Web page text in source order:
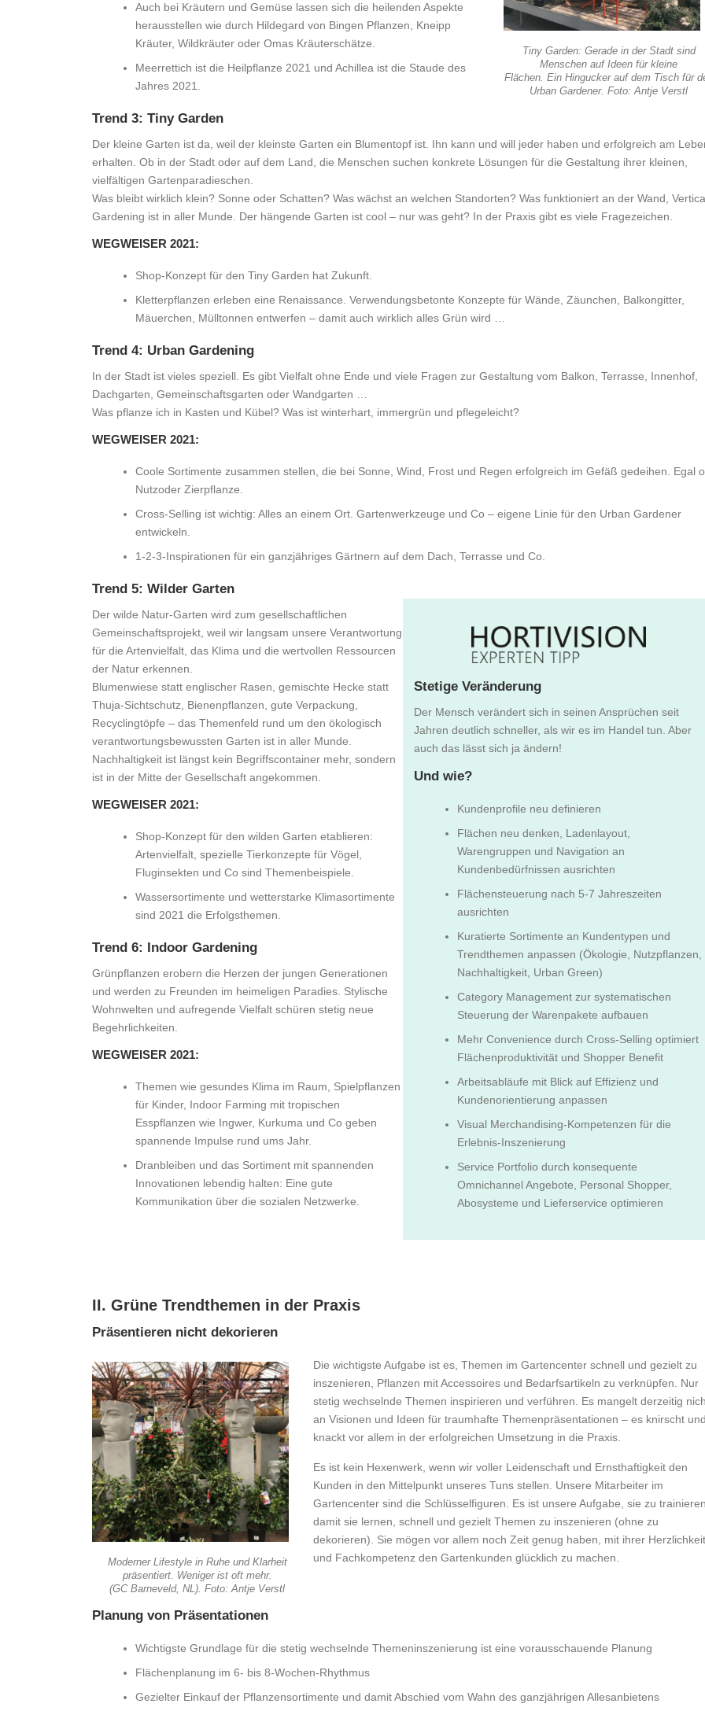
Tiny Garden: Gerade in der Stadt sind
Menschen auf Ideen für kleine
Flächen. Ein Hingucker auf dem Tisch für
Urban Gardener. Foto: Antje Verstl
Auch bei Kräutern und Gemüse lassen sich die heilenden Aspekte
herausstellen wie durch Hildegard von Bingen Pflanzen, Kneipp
Kräuter, Wildkräuter oder Omas Kräuterschätze.
Meerrettich ist die Heilpflanze 2021 und Achillea ist die Staude des
Jahres 2021.
Trend 3: Tiny Garden
Der kleine Garten ist da, weil der kleinste Garten ein Blumentopf ist. Ihn kann und will jeder haben und erfolgreich am
erhalten. Ob in der Stadt oder auf dem Land, die Menschen suchen konkrete Lösungen für die Gestaltung ihrer kleinen,
vielfältigen Gartenparadieschen.
Was bleibt wirklich klein? Sonne oder Schatten? Was wächst an welchen Standorten? Was funktioniert an der Wand,
Gardening ist in aller Munde. Der hängende Garten ist cool – nur was geht? In der Praxis gibt es viele Fragezeichen.
WEGWEISER 2021:
Shop-Konzept für den Tiny Garden hat Zukunft.
Kletterpflanzen erleben eine Renaissance. Verwendungsbetonte Konzepte für Wände, Zäunchen, Balkongitter,
Mäuerchen, Mülltonnen entwerfen – damit auch wirklich alles Grün wird …
Trend 4: Urban Gardening
In der Stadt ist vieles speziell. Es gibt Vielfalt ohne Ende und viele Fragen zur Gestaltung vom Balkon, Terrasse, Innenhof,
Dachgarten, Gemeinschaftsgarten oder Wandgarten …
Was pflanze ich in Kasten und Kübel? Was ist winterhart, immergrün und pflegeleicht?
WEGWEISER 2021:
Coole Sortimente zusammen stellen, die bei Sonne, Wind, Frost und Regen erfolgreich im Gefäß gedeihen. Egal
Nutzoder Zierpflanze.
Cross-Selling ist wichtig: Alles an einem Ort. Gartenwerkzeuge und Co – eigene Linie für den Urban Gardener
entwickeln.
1-2-3-Inspirationen für ein ganzjähriges Gärtnern auf dem Dach, Terrasse und Co.
Trend 5: Wilder Garten
Der wilde Natur-Garten wird zum gesellschaftlichen
Gemeinschaftsprojekt, weil wir langsam unsere Verantwortung
für die Artenvielfalt, das Klima und die wertvollen Ressourcen
der Natur erkennen.
Blumenwiese statt englischer Rasen, gemischte Hecke statt
Thuja-Sichtschutz, Bienenpflanzen, gute Verpackung,
Recyclingtöpfe – das Themenfeld rund um den ökologisch
verantwortungsbewussten Garten ist in aller Munde.
Nachhaltigkeit ist längst kein Begriffscontainer mehr, sondern
ist in der Mitte der Gesellschaft angekommen.
WEGWEISER 2021:
Shop-Konzept für den wilden Garten etablieren:
Artenvielfalt, spezielle Tierkonzepte für Vögel,
Fluginsekten und Co sind Themenbeispiele.
Wassersortimente und wetterstarke Klimasortimente
sind 2021 die Erfolgsthemen.
Trend 6: Indoor Gardening
Grünpflanzen erobern die Herzen der jungen Generationen
und werden zu Freunden im heimeligen Paradies. Stylische
Wohnwelten und aufregende Vielfalt schüren stetig neue
Begehrlichkeiten.
WEGWEISER 2021:
Themen wie gesundes Klima im Raum, Spielpflanzen
für Kinder, Indoor Farming mit tropischen
Esspflanzen wie Ingwer, Kurkuma und Co geben
spannende Impulse rund ums Jahr.
Dranbleiben und das Sortiment mit spannenden
Innovationen lebendig halten: Eine gute
Kommunikation über die sozialen Netzwerke.
Stetige Veränderung
Der Mensch verändert sich in seinen Ansprüchen seit
Jahren deutlich schneller, als wir es im Handel tun. Aber
auch das lässt sich ja ändern!
Und wie?
Kundenprofile neu definieren
Flächen neu denken, Ladenlayout,
Warengruppen und Navigation an
Kundenbedürfnissen ausrichten
Flächensteuerung nach 5-7 Jahreszeiten
ausrichten
Kuratierte Sortimente an Kundentypen und
Trendthemen anpassen (Ökologie, Nutzpflanzen,
Nachhaltigkeit, Urban Green)
Category Management zur systematischen
Steuerung der Warenpakete aufbauen
Mehr Convenience durch Cross-Selling optimiert
Flächenproduktivität und Shopper Benefit
Arbeitsabläufe mit Blick auf Effizienz und
Kundenorientierung anpassen
Visual Merchandising-Kompetenzen für die
Erlebnis-Inszenierung
Service Portfolio durch konsequente
Omnichannel Angebote, Personal Shopper,
Abosysteme und Lieferservice optimieren
II. Grüne Trendthemen in der Praxis
Präsentieren nicht dekorieren
Moderner Lifestyle in Ruhe und Klarheit
präsentiert. Weniger ist oft mehr.
(GC Barneveld, NL). Foto: Antje Verstl
Die wichtigste Aufgabe ist es, Themen im Gartencenter schnell und gezielt zu
inszenieren, Pflanzen mit Accessoires und Bedarfsartikeln zu verknüpfen. Nur
stetig wechselnde Themen inspirieren und verführen. Es mangelt derzeitig
an Visionen und Ideen für traumhafte Themenpräsentationen – es knirscht
knackt vor allem in der erfolgreichen Umsetzung in die Praxis.
Es ist kein Hexenwerk, wenn wir voller Leidenschaft und Ernsthaftigkeit den
Kunden in den Mittelpunkt unseres Tuns stellen. Unsere Mitarbeiter im
Gartencenter sind die Schlüsselfiguren. Es ist unsere Aufgabe, sie zu
damit sie lernen, schnell und gezielt Themen zu inszenieren (ohne zu
dekorieren). Sie mögen vor allem noch Zeit genug haben, mit ihrer Herzlichkeit
und Fachkompetenz den Gartenkunden glücklich zu machen.
Planung von Präsentationen
Wichtigste Grundlage für die stetig wechselnde Themeninszenierung ist eine vorausschauende Planung
Flächenplanung im 6- bis 8-Wochen-Rhythmus
Gezielter Einkauf der Pflanzensortimente und damit Abschied vom Wahn des ganzjährigen Allesanbietens